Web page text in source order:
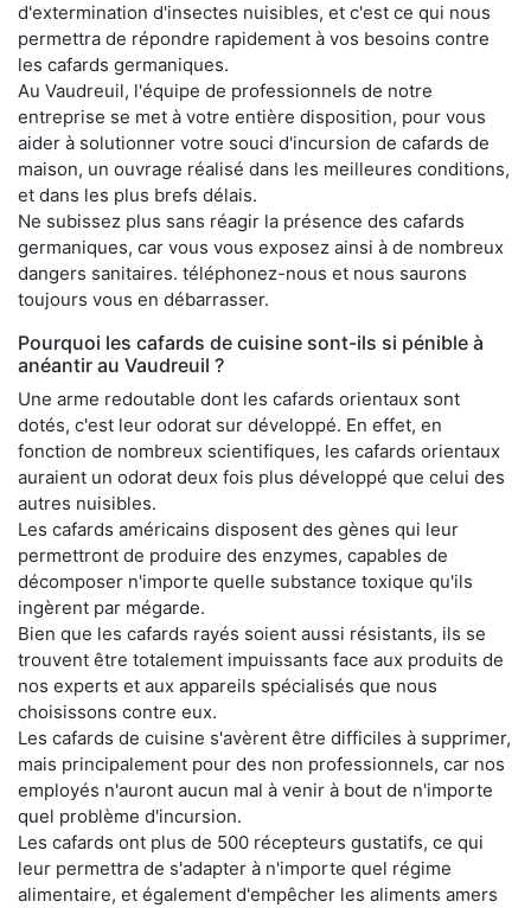
d'extermination d'insectes nuisibles, et c'est ce qui nous
permettra de répondre rapidement à vos besoins contre
les cafards germaniques.
Au Vaudreuil, l'équipe de professionnels de notre
entreprise se met à votre entière disposition, pour vous
aider à solutionner votre souci d'incursion de cafards de
maison, un ouvrage réalisé dans les meilleures conditions,
et dans les plus brefs délais.
Ne subissez plus sans réagir la présence des cafards
germaniques, car vous vous exposez ainsi à de nombreux
dangers sanitaires. téléphonez-nous et nous saurons
toujours vous en débarrasser.
Pourquoi les cafards de cuisine sont-ils si pénible à
anéantir au Vaudreuil ?
Une arme redoutable dont les cafards orientaux sont
dotés, c'est leur odorat sur développé. En effet, en
fonction de nombreux scientifiques, les cafards orientaux
auraient un odorat deux fois plus développé que celui des
autres nuisibles.
Les cafards américains disposent des gènes qui leur
permettront de produire des enzymes, capables de
décomposer n'importe quelle substance toxique qu'ils
ingèrent par mégarde.
Bien que les cafards rayés soient aussi résistants, ils se
trouvent être totalement impuissants face aux produits de
nos experts et aux appareils spécialisés que nous
choisissons contre eux.
Les cafards de cuisine s'avèrent être difficiles à supprimer,
mais principalement pour des non professionnels, car nos
employés n'auront aucun mal à venir à bout de n'importe
quel problème d'incursion.
Les cafards ont plus de 500 récepteurs gustatifs, ce qui
leur permettra de s'adapter à n'importe quel régime
alimentaire, et également d'empêcher les aliments amers